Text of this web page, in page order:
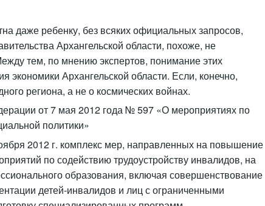
даже ребенку, без всяких официальных запросов,
Архангельской области, похоже, не
тем, по мнению экспертов, понимание этих
экономики Архангельской области. Если, конечно,
региона, а не о космических войнах.
от 7 мая 2012 года № 597 «О мероприятиях по
политики»
2012 г. комплекс мер, направленных на повышение
по содействию трудоустройству инвалидов, на
образования, включая совершенствование
детей-инвалидов и лиц с ограниченными